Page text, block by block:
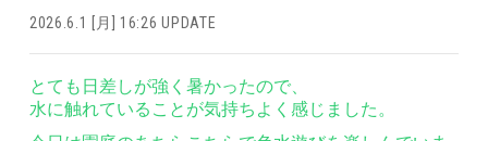
2026.6.1 [月] 16:26 UPDATE
とても日差しが強く暑かったので、
水に触れていることが気持ちよく感じました。